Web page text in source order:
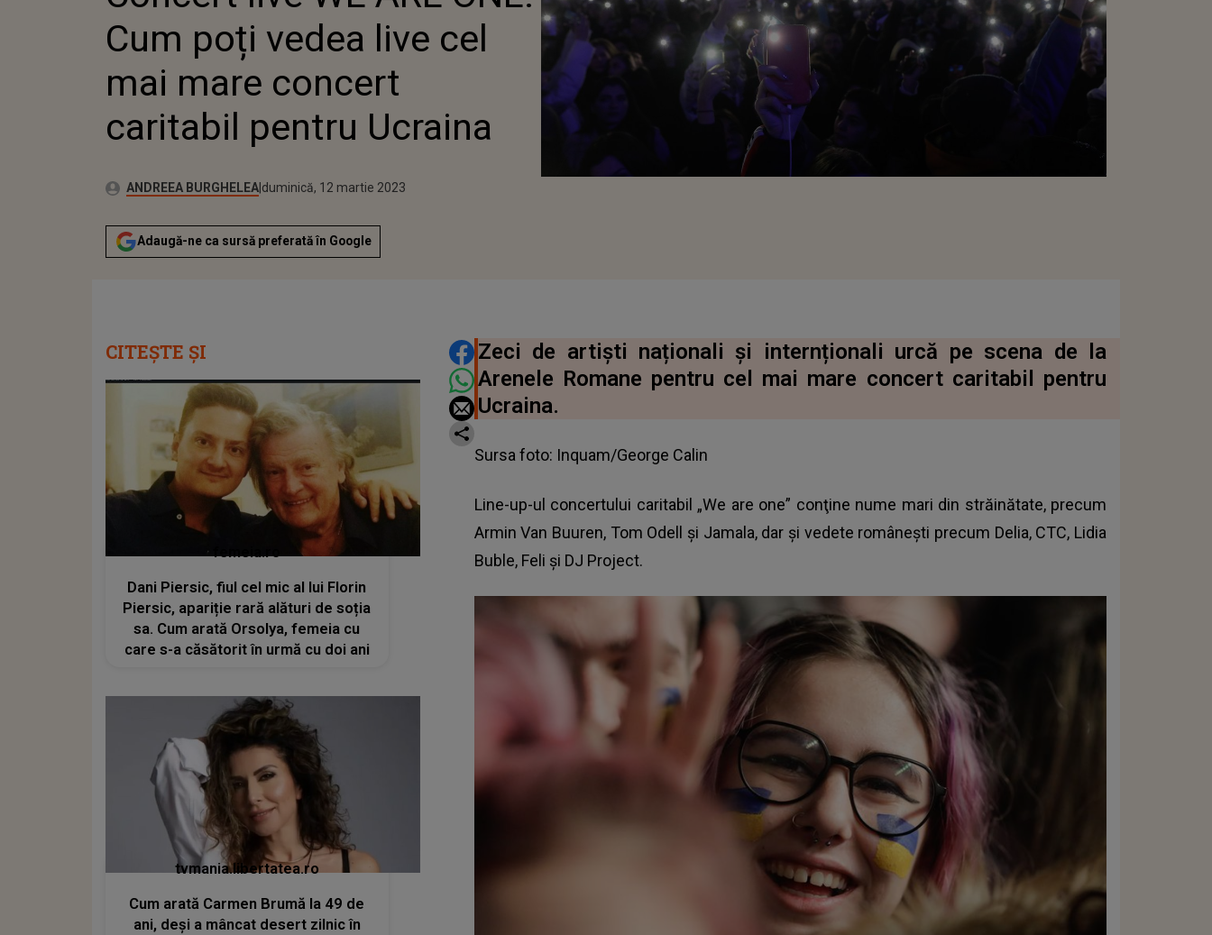
Cum poți vedea live cel
mai mare concert
caritabil pentru Ucraina
Autor:ANDREEA BURGHELEAPublicat:
sâmbătă, 12 martie 2022
Actualizat:
duminică, 12 martie 2023
Adaugă-ne ca sursă preferată în Google
DISTRIBUIE ARTICOLUL
Zeci de artiști naționali și internționali urcă pe scena de la
Arenele Romane pentru cel mai mare concert caritabil pentru
Ucraina.
Sursa foto: Inquam/George Calin
Line-up-ul concertului caritabil „We are one” conţine nume mari din străinătate, precum
Armin Van Buuren, Tom Odell şi Jamala, dar şi vedete româneşti precum Delia, CTC, Lidia
Buble, Feli şi DJ Project.
CITEȘTE ȘI
femeia.ro
Dani Piersic, fiul cel mic al lui Florin
Piersic, apariție rară alături de soția
sa. Cum arată Orsolya, femeia cu
care s-a căsătorit în urmă cu doi ani
tvmania.libertatea.ro
Cum arată Carmen Brumă la 49 de
ani, deși a mâncat desert zilnic în